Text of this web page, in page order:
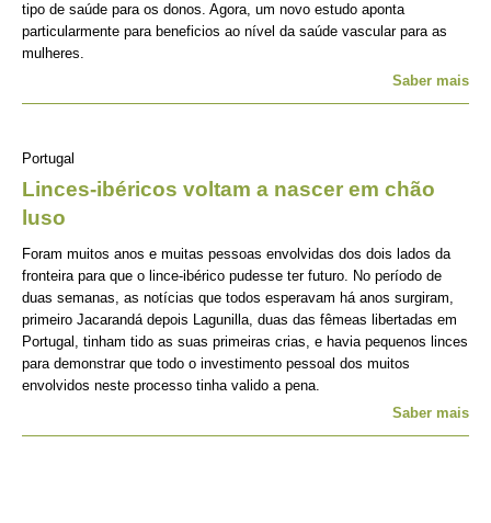
tipo de saúde para os donos. Agora, um novo estudo aponta
particularmente para beneficios ao nível da saúde vascular para as
mulheres.
Saber mais
Portugal
Linces-ibéricos voltam a nascer em chão
luso
Foram muitos anos e muitas pessoas envolvidas dos dois lados da
fronteira para que o lince-ibérico pudesse ter futuro. No período de
duas semanas, as notícias que todos esperavam há anos surgiram,
primeiro Jacarandá depois Lagunilla, duas das fêmeas libertadas em
Portugal, tinham tido as suas primeiras crias, e havia pequenos linces
para demonstrar que todo o investimento pessoal dos muitos
envolvidos neste processo tinha valido a pena.
Saber mais